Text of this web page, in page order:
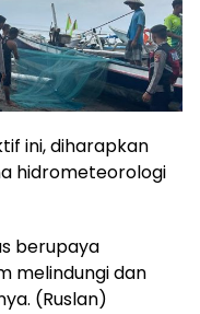
ini, diharapkan
hidrometeorologi
berupaya
melindungi dan
(Ruslan)